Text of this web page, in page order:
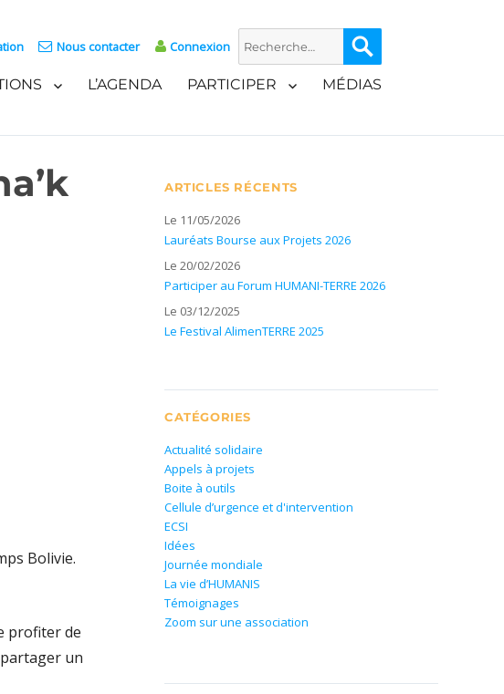
Nous contacter Connexion
Recherche
pour :
L’AGENDA PARTICIPER MÉDIAS
Bolivie.
profiter de
un
ARTICLES RÉCENTS
Le 11/05/2026
Lauréats Bourse aux Projets 2026
Le 20/02/2026
Participer au Forum HUMANI-TERRE 2026
Le 03/12/2025
Le Festival AlimenTERRE 2025
CATÉGORIES
Actualité solidaire
Appels à projets
Boite à outils
Cellule d’urgence et d'intervention
ECSI
Idées
Journée mondiale
La vie d’HUMANIS
Témoignages
Zoom sur une association